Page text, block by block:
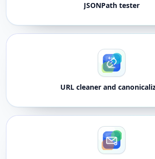
JSONPath tester
URL cleaner and